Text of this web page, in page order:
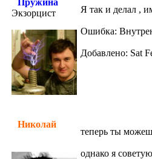
Пружина
Экзорцист
Я так и делал ,
Ошибка:
Добавлено: Sat
Николай
теперь ты
однако я